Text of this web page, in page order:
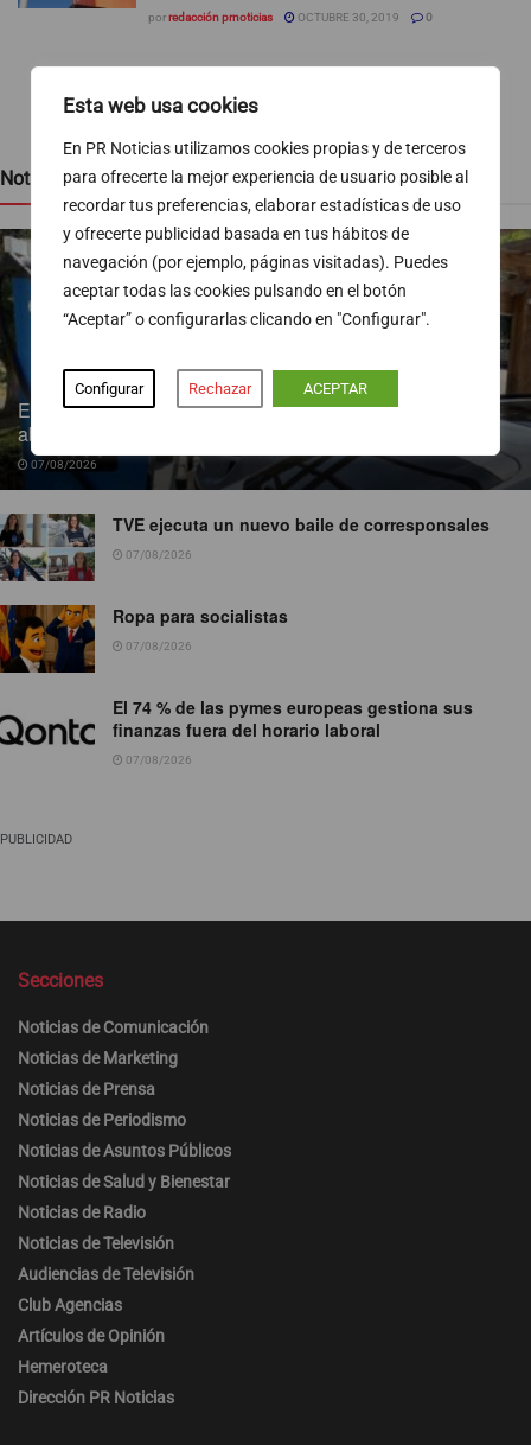
Esta web usa cookies
En PR Noticias utilizamos cookies propias y de terceros
para ofrecerte la mejor experiencia de usuario posible al
recordar tus preferencias, elaborar estadísticas de uso
y ofrecerte publicidad basada en tus hábitos de
navegación (por ejemplo, páginas visitadas). Puedes
aceptar todas las cookies pulsando en el botón
“Aceptar” o configurarlas clicando en "Configurar".
Configurar Rechazar ACEPTAR
porredacción prnoticias OCTUBRE 30, 2019 0
Noticias recientes
Endesa pone a disposición más de 300 puntos de recarga
abiertos al público
07/08/2026
TVE ejecuta un nuevo baile de corresponsales
07/08/2026
Ropa para socialistas
07/08/2026
El 74 % de las pymes europeas gestiona sus
finanzas fuera del horario laboral
07/08/2026
PUBLICIDAD
Secciones
Noticias de Comunicación
Noticias de Marketing
Noticias de Prensa
Noticias de Periodismo
Noticias de Asuntos Públicos
Noticias de Salud y Bienestar
Noticias de Radio
Noticias de Televisión
Audiencias de Televisión
Club Agencias
Artículos de Opinión
Hemeroteca
Dirección PR Noticias